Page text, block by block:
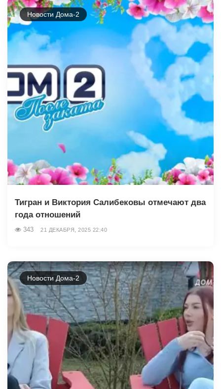
Новости Дома-2
Тигран и Виктория Салибековы отмечают два
года отношений
343 21 ДЕКАБРЯ, 2025 22:40
Новости Дома-2